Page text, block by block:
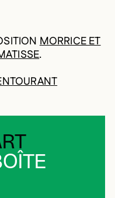
MORRICE ET
.